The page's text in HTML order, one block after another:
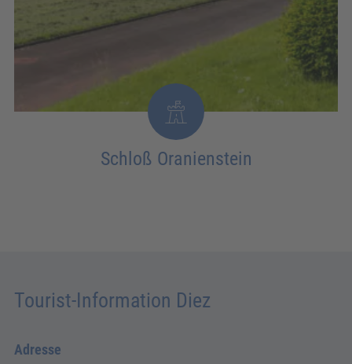
Schloß Oranienstein
Tourist-Information Diez
Adresse